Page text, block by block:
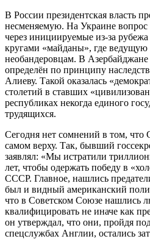
В России президентская власть
несменяемую. На Украине вопрос
через инициируемые из-за
кругами «майданы», где ведущую
необандеровцам. В Азербайджане
определён по принципу
Алиеву. Такой оказалась
столетий в ставших
республиках некогда единого
трудящихся.
Сегодня нет сомнений в том, что
самом верху. Так, бывший
заявлял: «Мы истратили
лет, чтобы одержать победу в
СССР. Главное, нашлись
был и видный американский
что в Советском Союзе нашлись
квалифицировать не иначе как
он утверждал, что они, пройдя
спецслужбах Англии, остались